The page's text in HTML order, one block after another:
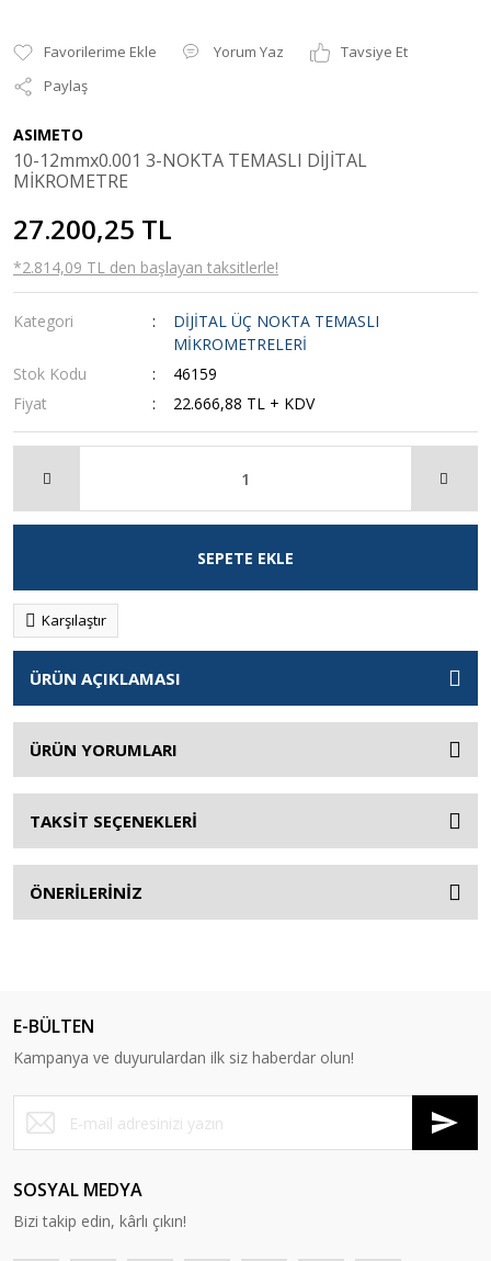
Yorum Yaz
Tavsiye Et
Paylaş
ASIMETO
10-12mmx0.001 3-NOKTA TEMASLI DİJİTAL
MİKROMETRE
27.200,25 TL
*2.814,09 TL den başlayan taksitlerle!
Kategori
DİJİTAL ÜÇ NOKTA TEMASLI
MİKROMETRELERİ
Stok Kodu
46159
Fiyat
22.666,88 TL + KDV
SEPETE EKLE
Karşılaştır
ÜRÜN AÇIKLAMASI
ÜRÜN YORUMLARI
TAKSİT SEÇENEKLERİ
ÖNERİLERİNİZ
E-BÜLTEN
Kampanya ve duyurulardan ilk siz haberdar olun!
SOSYAL MEDYA
Bizi takip edin, kârlı çıkın!